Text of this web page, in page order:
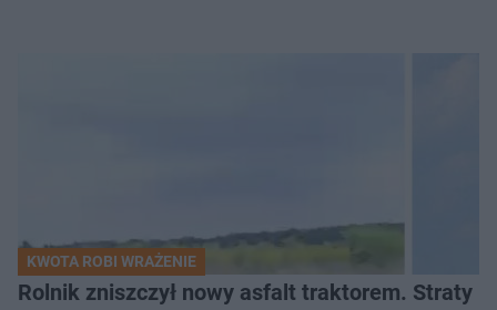
KWOTA ROBI WRAŻENIE
Rolnik zniszczył nowy asfalt traktorem. Straty